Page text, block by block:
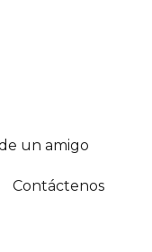
un amigo
Contáctenos